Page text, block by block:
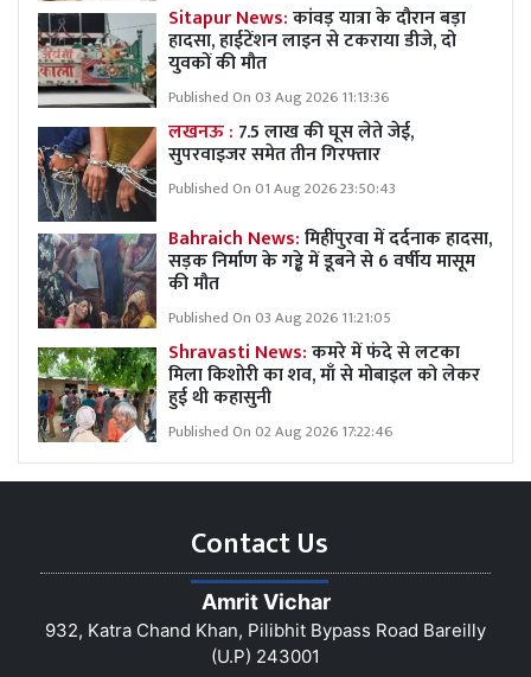
Sitapur News:कांवड़ यात्रा के दौरान बड़ा
हादसा, हाईटेंशन लाइन से टकराया डीजे, दो
युवकों की मौत
Published On 03 Aug 2026 11:13:36
लखनऊ : 7.5 लाख की घूस लेते जेई,
सुपरवाइजर समेत तीन गिरफ्तार
Published On 01 Aug 2026 23:50:43
Bahraich News:मिहींपुरवा में दर्दनाक हादसा,
सड़क निर्माण के गड्ढे में डूबने से 6 वर्षीय मासूम
की मौत
Published On 03 Aug 2026 11:21:05
Shravasti News:कमरे में फंदे से लटका
मिला किशोरी का शव, माँ से मोबाइल को लेकर
हुई थी कहासुनी
Published On 02 Aug 2026 17:22:46
Contact Us
Amrit Vichar
932, Katra Chand Khan, Pilibhit Bypass Road Bareilly
(U.P) 243001